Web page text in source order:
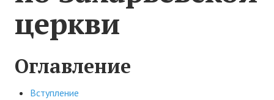
Схема Починок
Контакты
церкви
Оглавление
Вступление